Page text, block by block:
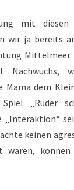
mit diesen
wir ja bereits
Mittelmeer.
Mama dem
„Ruder
„Interaktion“
keinen
waren,